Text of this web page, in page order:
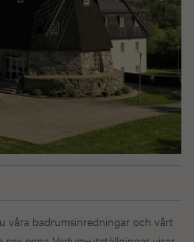
våra badrumsinredningar och vårt